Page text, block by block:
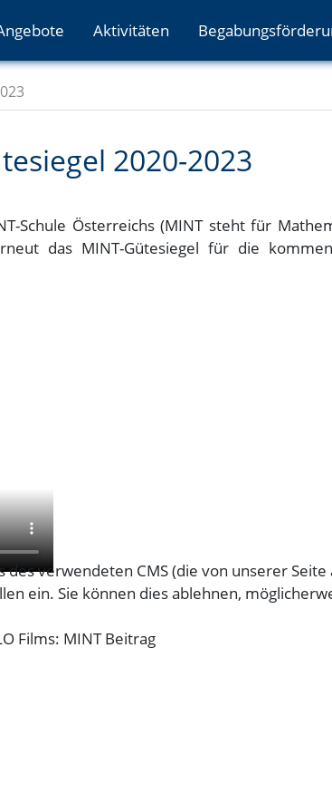
Aktivitäten
2020-2023
Schule Österreichs (MINT steht für
das MINT-Gütesiegel für die
Films: MINT Beitrag
verwendeten CMS (die von unserer
ein. Sie können dies ablehnen,